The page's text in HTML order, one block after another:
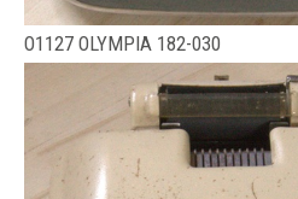
O1127 OLYMPIA 182-030